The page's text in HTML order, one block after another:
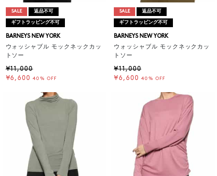
SALE 返品不可
ギフトラッピング不可
BARNEYS NEW YORK
ウォッシャブル モックネックカッ
トソー
¥11,000
¥6,600 40% OFF
SALE 返品不可
ギフトラッピング不可
BARNEYS NEW YORK
ウォッシャブル モックネックカッ
トソー
¥11,000
¥6,600 40% OFF